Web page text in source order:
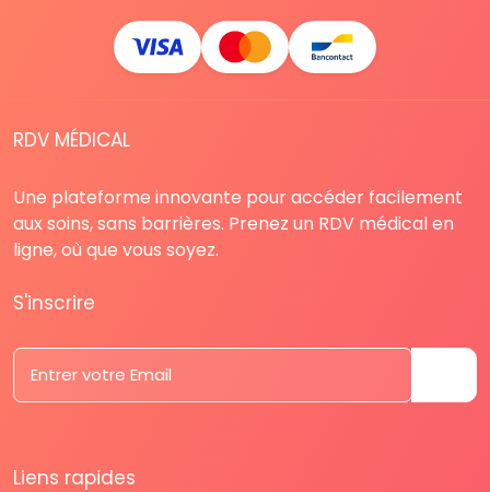
RDV MÉDICAL
Une plateforme innovante pour accéder facilement
aux soins, sans barrières. Prenez un RDV médical en
ligne, où que vous soyez.
S'inscrire
Liens rapides